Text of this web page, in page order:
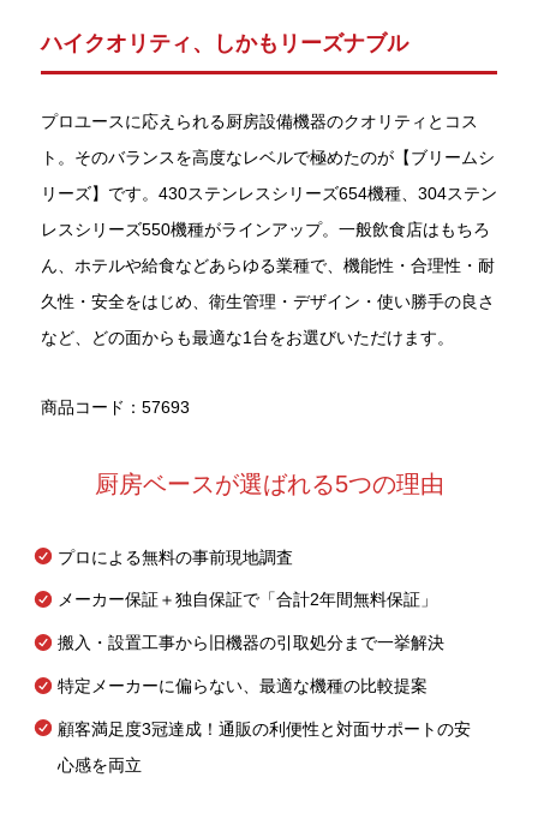
ハイクオリティ、しかもリーズナブル
プロユースに応えられる厨房設備機器のクオリティとコス
ト。そのバランスを高度なレベルで極めたのが【ブリームシ
リーズ】です。430ステンレスシリーズ654機種、304ステン
レスシリーズ550機種がラインアップ。一般飲食店はもちろ
ん、ホテルや給食などあらゆる業種で、機能性・合理性・耐
久性・安全をはじめ、衛生管理・デザイン・使い勝手の良さ
など、どの面からも最適な1台をお選びいただけます。
商品コード：57693
厨房ベースが選ばれる5つの理由
プロによる無料の事前現地調査
メーカー保証＋独自保証で「合計2年間無料保証」
搬入・設置工事から旧機器の引取処分まで一挙解決
特定メーカーに偏らない、最適な機種の比較提案
顧客満足度3冠達成！通販の利便性と対面サポートの安
心感を両立